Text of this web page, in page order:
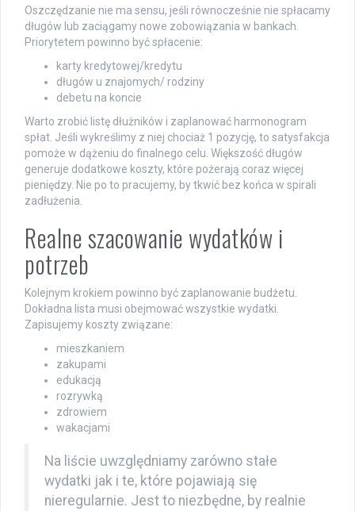
Oszczędzanie nie ma sensu, jeśli równocześnie nie spłacamy
długów lub zaciągamy nowe zobowiązania w bankach.
Priorytetem powinno być spłacenie:
karty kredytowej/kredytu
długów u znajomych/ rodziny
debetu na koncie
Warto zrobić listę dłużników i zaplanować harmonogram
spłat. Jeśli wykreślimy z niej chociaż 1 pozycję, to satysfakcja
pomoże w dążeniu do finalnego celu. Większość długów
generuje dodatkowe koszty, które pożerają coraz więcej
pieniędzy. Nie po to pracujemy, by tkwić bez końca w spirali
zadłużenia.
Realne szacowanie wydatków i
potrzeb
Kolejnym krokiem powinno być zaplanowanie budżetu.
Dokładna lista musi obejmować wszystkie wydatki.
Zapisujemy koszty związane:
mieszkaniem
zakupami
edukacją
rozrywką
zdrowiem
wakacjami
Na liście uwzględniamy zarówno stałe
wydatki jak i te, które pojawiają się
nieregularnie. Jest to niezbędne, by realnie